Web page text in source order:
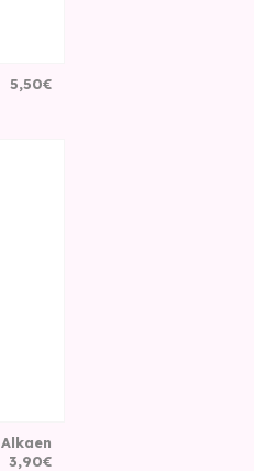
5,50€
Alkaen
3,90€